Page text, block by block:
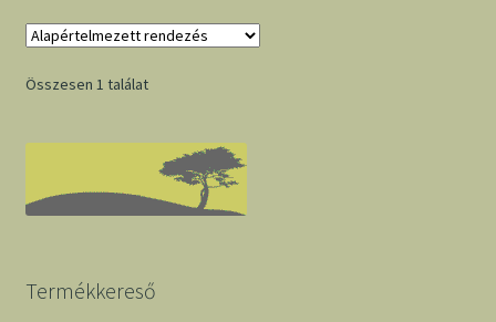
Összesen 1 találat
Termékkereső